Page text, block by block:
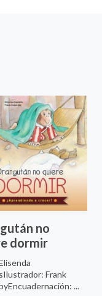
no
dormir
Frank
...